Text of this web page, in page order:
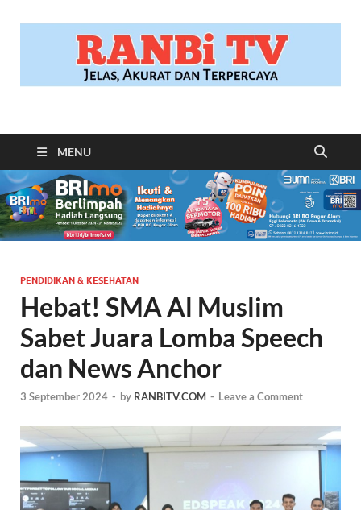
RANBITV.COM
MENU
PENDIDIKAN & KESEHATAN
Hebat! SMA Al Muslim
Sabet Juara Lomba Speech
dan News Anchor
3 September 2024 - by RANBITV.COM - Leave a Comment